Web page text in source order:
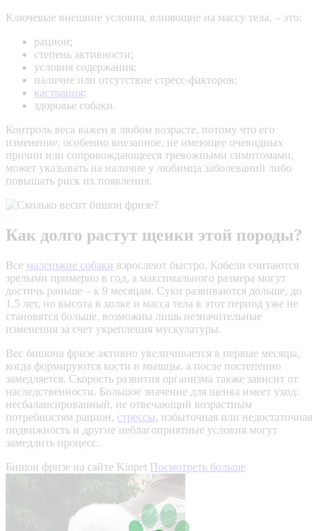
Ключевые внешние условия, влияющие на массу тела, – это:
рацион;
степень активности;
условия содержания;
наличие или отсутствие стресс-факторов;
кастрация;
здоровье собаки.
Контроль веса важен в любом возрасте, потому что его
изменение, особенно внезапное, не имеющее очевидных
причин или сопровождающееся тревожными симптомами,
может указывать на наличие у любимца заболеваний либо
повышать риск их появления.
Как долго растут щенки этой породы?
Все маленькие собаки взрослеют быстро. Кобели считаются
зрелыми примерно в год, а максимального размера могут
достичь раньше – к 9 месяцам. Суки развиваются дольше, до
1,5 лет, но высота в холке и масса тела в этот период уже не
становятся больше, возможны лишь незначительные
изменения за счет укрепления мускулатуры.
Вес бишона фризе активно увеличивается в первые месяцы,
когда формируются кости и мышцы, а после постепенно
замедляется. Скорость развития организма также зависит от
наследственности. Большое значение для щенка имеет уход:
несбалансированный, не отвечающий возрастным
потребностям рацион, стрессы, избыточная или недостаточная
подвижность и другие неблагоприятные условия могут
замедлить процесс.
Бишон фризе на сайте Kinpet Посмотреть больше